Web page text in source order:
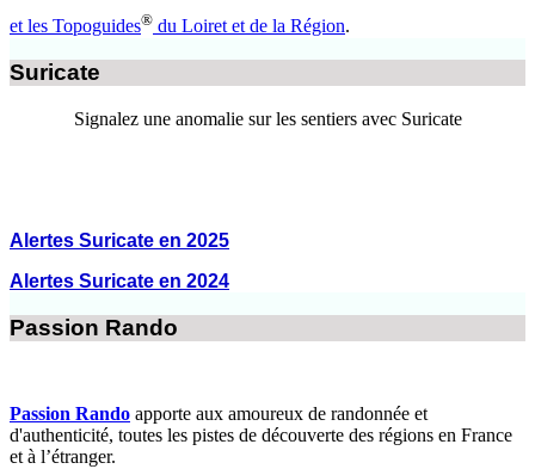
et les Topoguides® du Loiret et de la Région.
Suricate
Signalez une anomalie sur les sentiers avec Suricate
Alertes Suricate en 2025
Alertes Suricate en 2024
Passion Rando
Passion Rando apporte aux amoureux de randonnée et
d'authenticité, toutes les pistes de découverte des régions en France
et à l’étranger.